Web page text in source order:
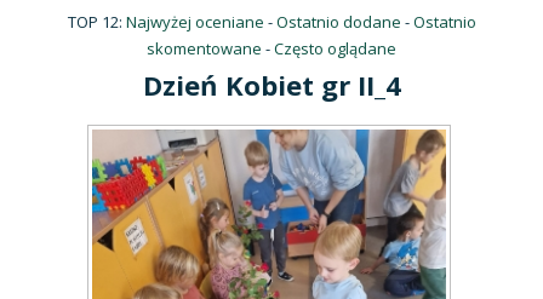
TOP 12: Najwyżej oceniane -Ostatnio dodane -Ostatnio
skomentowane -Często oglądane
Dzień Kobiet gr II_4